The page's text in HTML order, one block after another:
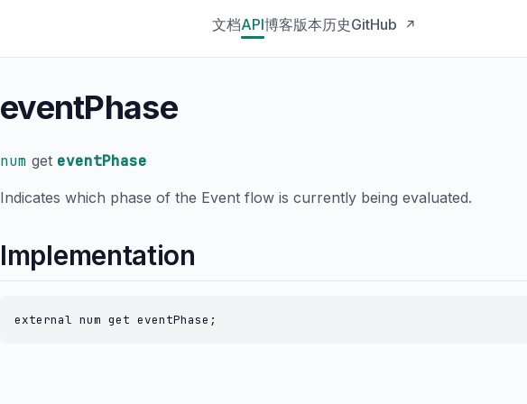
文档API博客版本历史GitHub ↗
eventPhase
num get eventPhase
Indicates which phase of the Event flow is currently being evaluated.
Implementation
external num get eventPhase;